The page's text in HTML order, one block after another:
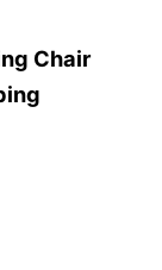
Chair